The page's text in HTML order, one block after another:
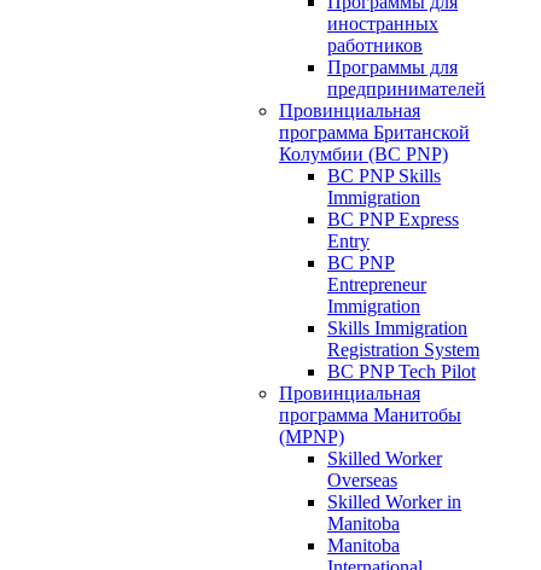
иностранных
работников
Программы для
предпринимателей
Провинциальная
программа Британской
Колумбии (BC PNP)
BC PNP Skills
Immigration
BC PNP Express
Entry
BC PNP
Entrepreneur
Immigration
Skills Immigration
Registration System
BC PNP Tech Pilot
Провинциальная
программа Манитобы
(MPNP)
Skilled Worker
Overseas
Skilled Worker in
Manitoba
Manitoba